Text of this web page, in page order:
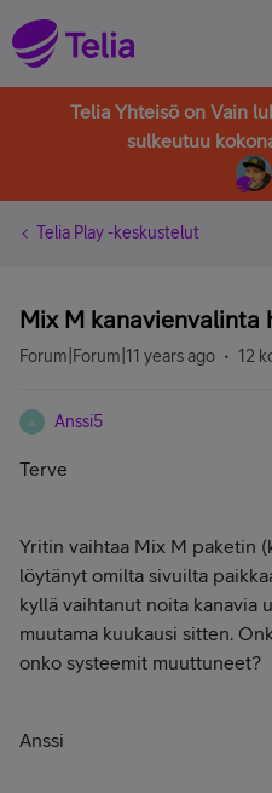
Telia Yhteisö on Vain
sulkeutuu
Telia Play -keskustelut
Mix M kanavienvalinta
Forum|Forum|11 years ago 12
A Anssi5
Terve
Yritin vaihtaa Mix M paketin
löytänyt omilta sivuilta
kyllä vaihtanut noita kanavia
muutama kuukausi sitten.
onko systeemit muuttuneet?
Anssi